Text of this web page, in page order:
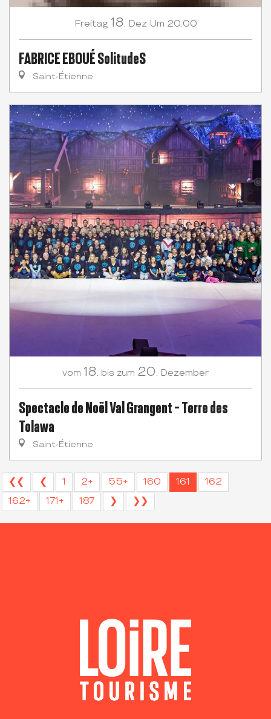
Freitag 18. Dez Um 20:00
FABRICE EBOUÉ SolitudeS
Saint-Étienne
vom 18. bis zum 20. Dezember
Spectacle de Noël Val Grangent - Terre des
Tolawa
Saint-Étienne
❮❮ ❮ 1 2+ 55+ 160 161
162
162+
171+ 187 ❯ ❯❯